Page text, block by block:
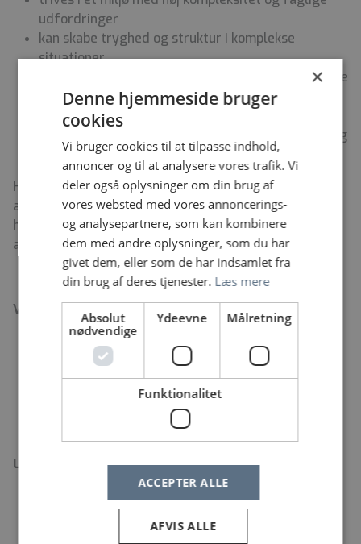
udfordringer
kan skabe tryghed og struktur i komplekse
situationer
kan bevare roen og handle professionelt i pressede
situationer
tager ansvar og bidrager aktivt til fællesskabet
har gode samarbejdsevner og lyst til at udvikle dig
fagligt
Har du lyst til at blive en del af et intensivt psykiatrisk
afsnit med høj faglighed, stærkt samarbejde og en
hverdag, hvor du gør en reel forskel for mennesker i
akut psykisk krise, glæder vi os til at høre fra dig.
Vil du vide mere, så tag endelig kontakt til:
Oversygeplejerske Mette Kamp Hansen på telefon
24 63 45 08
Assisterende afsnitsleder Louise Henneveld på
telefon 38 64 52 70
Løn- og ansættelsesvilkår
Blandet vagtskema
Weekendvagt hver 2.–3. weekend
×
Denne hjemmeside bruger
cookies
Vi bruger cookies til at tilpasse indhold,
annoncer og til at analysere vores trafik. Vi
deler også oplysninger om din brug af
vores websted med vores annoncerings-
og analysepartnere, som kan kombinere
dem med andre oplysninger, som du har
givet dem, eller som de har indsamlet fra
din brug af deres tjenester. Læs mere
Absolut
nødvendige
Ydeevne Målretning
Funktionalitet
ACCEPTER ALLE
AFVIS ALLE